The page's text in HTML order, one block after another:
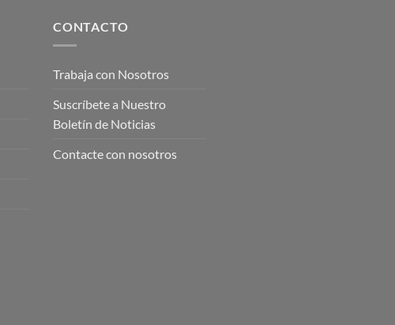
CONTACTO
Trabaja con Nosotros
Suscríbete a Nuestro
Boletín de Noticias
Contacte con nosotros